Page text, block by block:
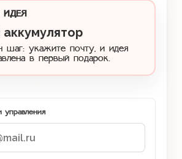
шаг: укажите почту, и идея
в первый подарок.
управления